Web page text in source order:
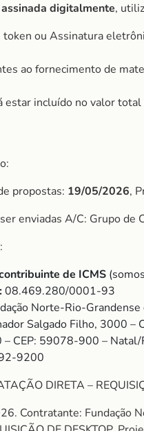
assinada digitalmente,
ou Assinatura
ao fornecimento de
estar incluído no valor
propostas: 19/05/2026,
enviadas A/C: Grupo de
de ICMS
08.469.280/0001-93
Norte-Rio-
Salgado Filho, 3000 –
– CEP: 59078-900 – Natal/
9200
DIRETA –
Contratante: Fundação